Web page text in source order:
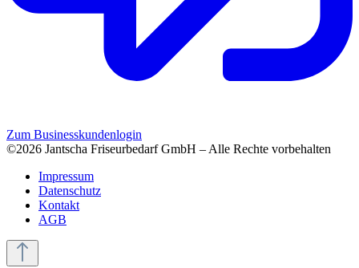
Zum Businesskundenlogin
©2026 Jantscha Friseurbedarf GmbH – Alle Rechte vorbehalten
Impressum
Datenschutz
Kontakt
AGB